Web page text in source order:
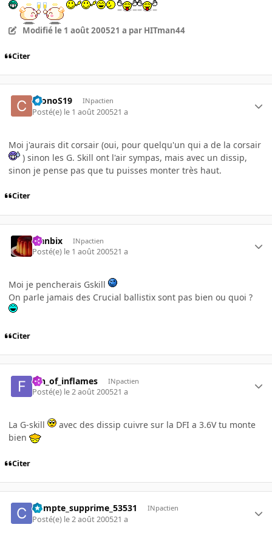
Modifié le 1 août 200521 a par HITman44
Citer
CronoS19 INpactien
Posté(e) le 1 août 200521 a
Moi j'aurais dit corsair (oui, pour quelqu'un qui a de la corsair
) sinon les G. Skill ont l'air sympas, mais avec un dissip,
sinon je pense pas que tu puisses monter très haut.
Citer
Flanbix INpactien
Posté(e) le 1 août 200521 a
Moi je pencherais Gskill
On parle jamais des Crucial ballistix sont pas bien ou quoi ?
Citer
fan_of_inflames INpactien
Posté(e) le 2 août 200521 a
La G-skill
avec des dissip cuivre sur la DFI a 3.6V tu monte
bien
Citer
Compte_supprime_53531 INpactien
Posté(e) le 2 août 200521 a